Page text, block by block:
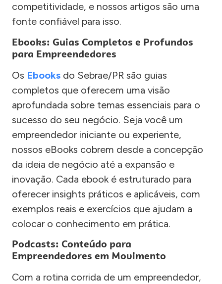
competitividade, e nossos artigos são uma
fonte confiável para isso.
Ebooks: Guias Completos e Profundos
para Empreendedores
Os Ebooks do Sebrae/PR são guias
completos que oferecem uma visão
aprofundada sobre temas essenciais para o
sucesso do seu negócio. Seja você um
empreendedor iniciante ou experiente,
nossos eBooks cobrem desde a concepção
da ideia de negócio até a expansão e
inovação. Cada ebook é estruturado para
oferecer insights práticos e aplicáveis, com
exemplos reais e exercícios que ajudam a
colocar o conhecimento em prática.
Podcasts: Conteúdo para
Empreendedores em Movimento
Com a rotina corrida de um empreendedor,